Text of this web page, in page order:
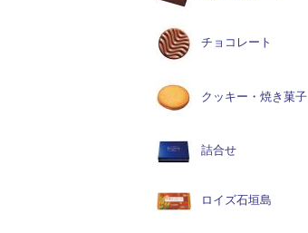
チョコレート
クッキー・焼き菓子
詰合せ
ロイズ石垣島